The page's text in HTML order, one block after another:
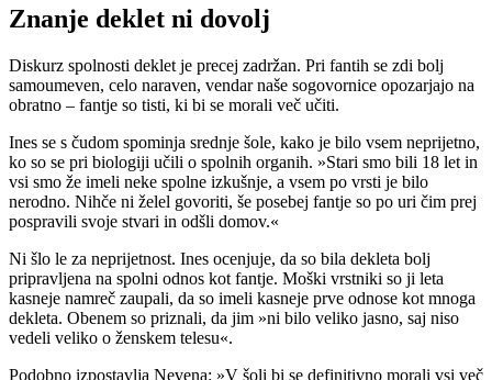
Znanje deklet ni dovolj
Diskurz spolnosti deklet je precej zadržan. Pri fantih se zdi bolj
samoumeven, celo naraven, vendar naše sogovornice opozarjajo na
obratno – fantje so tisti, ki bi se morali več učiti.
Ines se s čudom spominja srednje šole, kako je bilo vsem neprijetno,
ko so se pri biologiji učili o spolnih organih. »Stari smo bili 18 let in
vsi smo že imeli neke spolne izkušnje, a vsem po vrsti je bilo
nerodno. Nihče ni želel govoriti, še posebej fantje so po uri čim prej
pospravili svoje stvari in odšli domov.«
Ni šlo le za neprijetnost. Ines ocenjuje, da so bila dekleta bolj
pripravljena na spolni odnos kot fantje. Moški vrstniki so ji leta
kasneje namreč zaupali, da so imeli kasneje prve odnose kot mnoga
dekleta. Obenem so priznali, da jim »ni bilo veliko jasno, saj niso
vedeli veliko o ženskem telesu«.
Podobno izpostavlja Nevena: »V šoli bi se definitivno morali vsi več